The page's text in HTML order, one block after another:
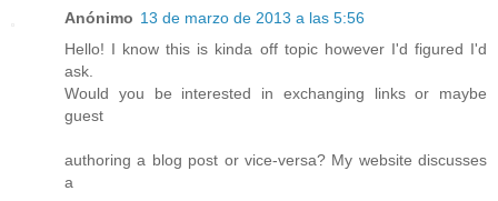
Anónimo 13 de marzo de 2013 a las 5:56
Hello! I know this is kinda off topic however I'd figured I'd
ask.
Would you be interested in exchanging links or maybe
guest
authoring a blog post or vice-versa? My website discusses
a